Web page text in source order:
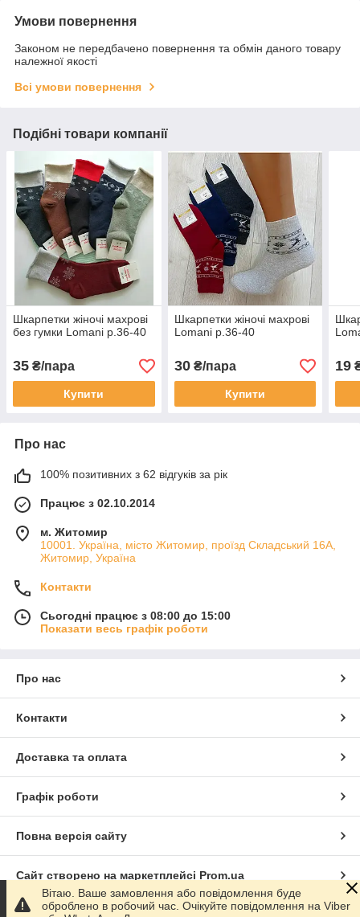
Умови повернення
Законом не передбачено повернення та обмін даного товару
належної якості
Всі умови повернення
Подібні товари компанії
Шкарпетки жіночі махрові
без гумки Lomani р.36-40
35 ₴/пара
Купити
Шкарпетки жіночі махрові
Lomani р.36-40
30₴/пара
Купити
19
Про нас
100% позитивних з 62 відгуків за рік
Працює з 02.10.2014
м. Житомир
10001. Україна, місто Житомир, проїзд Складський 16А,
Житомир, Україна
Контакти
Сьогодні працює з 08:00 до 15:00
Показати весь графік роботи
Про нас
Контакти
Доставка та оплата
Графік роботи
Повна версія сайту
Сайт створено на маркетплейсі Prom.ua
Вітаю. Ваше замовлення або повідомлення буде
оброблено в робочий час. Очікуйте повідомлення на Viber